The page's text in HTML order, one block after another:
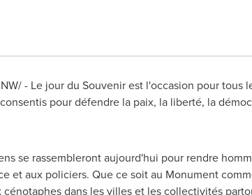
- Le jour du Souvenir est l'occasion pour tous
pour défendre la paix, la liberté, la
se rassembleront aujourd'hui pour rendre
et aux policiers. Que ce soit au Monument
cénotaphes dans les villes et les collectivités